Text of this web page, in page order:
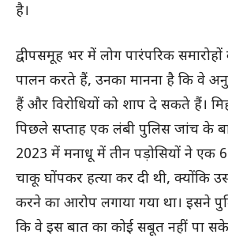
है।
द्वीपसमूह भर में लोग पारंपरिक
पालन करते हैं, उनका मानना ​​है कि वे
हैं और विरोधियों को शाप दे सकते हैं।
पिछले सप्ताह एक लंबी पुलिस जांच के
2023 में मनाधू में तीन पड़ोसियों ने एक
चाकू घोंपकर हत्या कर दी थी, क्योंकि
करने का आरोप लगाया गया था। इसने
कि वे इस बात का कोई सबूत नहीं पा